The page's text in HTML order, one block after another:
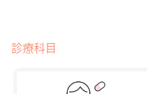
診療科目